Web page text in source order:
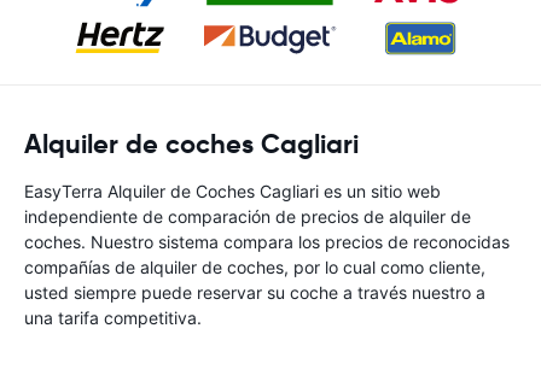
Alquiler de coches Cagliari
EasyTerra Alquiler de Coches Cagliari es un sitio web
independiente de comparación de precios de alquiler de
coches. Nuestro sistema compara los precios de reconocidas
compañías de alquiler de coches, por lo cual como cliente,
usted siempre puede reservar su coche a través nuestro a
una tarifa competitiva.